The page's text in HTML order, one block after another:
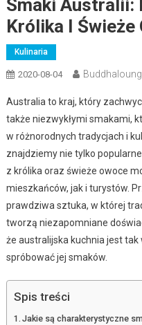
Smaki Australii:
Królika I Świeże
Kulinaria
2020-08-04
Australia to kraj, który
także niezwykłymi smakami,
w różnorodnych tradycjach i
znajdziemy nie tylko
z królika oraz świeże owoce
mieszkańców, jak i turystów.
prawdziwa sztuka, w której
tworzą niezapomniane
że australijska kuchnia jest
spróbować jej smaków.
Spis treści
Jakie są charakterystyczne